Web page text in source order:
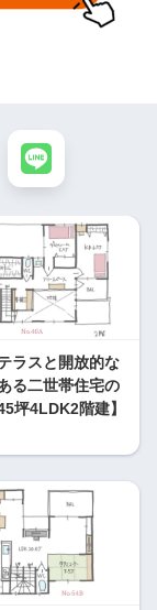
ラスと開放的な
る二世帯住宅の
坪4LDK2階建】